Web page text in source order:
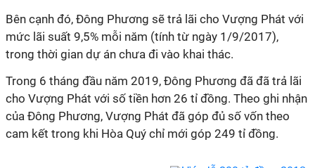
Bên cạnh đó, Đông Phương sẽ trả lãi cho Vượng Phát với
mức lãi suất 9,5% mỗi năm (tính từ ngày 1/9/2017),
trong thời gian dự án chưa đi vào khai thác.
Trong 6 tháng đầu năm 2019, Đông Phương đã đã trả lãi
cho Vượng Phát với số tiền hơn 26 tỉ đồng. Theo ghi nhận
của Đông Phương, Vượng Phát đã góp đủ số vốn theo
cam kết trong khi Hòa Quý chỉ mới góp 249 tỉ đồng.